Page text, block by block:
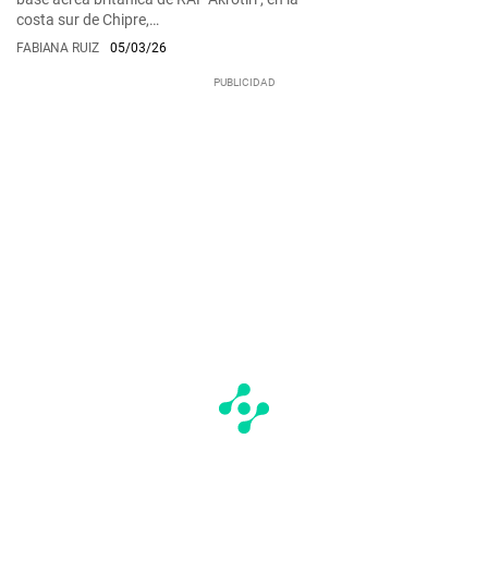
costa sur de Chipre,…
FABIANA RUIZ 05/03/26